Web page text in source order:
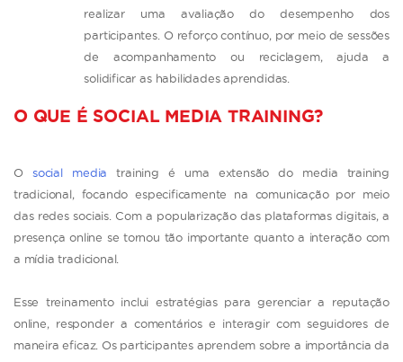
realizar uma avaliação do desempenho dos
participantes. O reforço contínuo, por meio de sessões
de acompanhamento ou reciclagem, ajuda a
solidificar as habilidades aprendidas.
O QUE É SOCIAL MEDIA TRAINING?
O social media training é uma extensão do media training
tradicional, focando especificamente na comunicação por meio
das redes sociais. Com a popularização das plataformas digitais, a
presença online se tornou tão importante quanto a interação com
a mídia tradicional.
Esse treinamento inclui estratégias para gerenciar a reputação
online, responder a comentários e interagir com seguidores de
maneira eficaz. Os participantes aprendem sobre a importância da